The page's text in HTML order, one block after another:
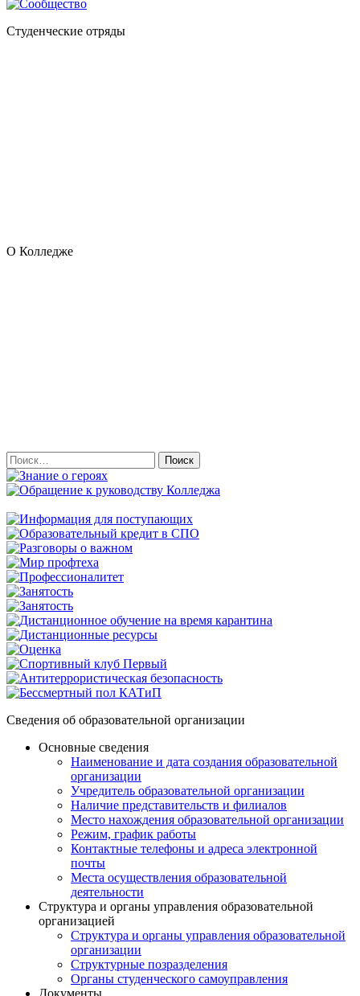
Студенческие отряды
О Колледже
Найти:
Сведения об образовательной организации
Основные сведения
Наименование и дата создания образовательной
организации
Учредитель образовательной организации
Наличие представительств и филиалов
Место нахождения образовательной организации
Режим, график работы
Контактные телефоны и адреса электронной
почты
Места осуществления образовательной
деятельности
Структура и органы управления образовательной
организацией
Структура и органы управления образовательной
организации
Структурные позразделения
Органы студенческого самоуправления
Документы